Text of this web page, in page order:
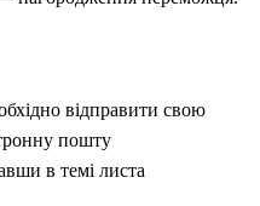
відправити свою
пошту
в темі листа